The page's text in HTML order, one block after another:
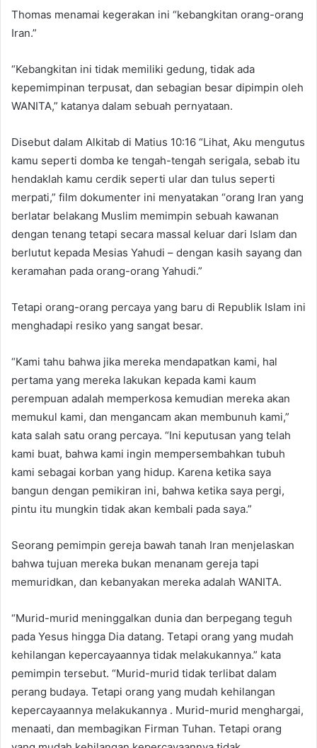
Thomas menamai kegerakan ini “kebangkitan orang-orang
Iran.”
“Kebangkitan ini tidak memiliki gedung, tidak ada
kepemimpinan terpusat, dan sebagian besar dipimpin oleh
WANITA,” katanya dalam sebuah pernyataan.
Disebut dalam Alkitab di Matius 10:16 “Lihat, Aku mengutus
kamu seperti domba ke tengah-tengah serigala, sebab itu
hendaklah kamu cerdik seperti ular dan tulus seperti
merpati,” film dokumenter ini menyatakan “orang Iran yang
berlatar belakang Muslim memimpin sebuah kawanan
dengan tenang tetapi secara massal keluar dari Islam dan
berlutut kepada Mesias Yahudi – dengan kasih sayang dan
keramahan pada orang-orang Yahudi.”
Tetapi orang-orang percaya yang baru di Republik Islam ini
menghadapi resiko yang sangat besar.
“Kami tahu bahwa jika mereka mendapatkan kami, hal
pertama yang mereka lakukan kepada kami kaum
perempuan adalah memperkosa kemudian mereka akan
memukul kami, dan mengancam akan membunuh kami,”
kata salah satu orang percaya. “Ini keputusan yang telah
kami buat, bahwa kami ingin mempersembahkan tubuh
kami sebagai korban yang hidup. Karena ketika saya
bangun dengan pemikiran ini, bahwa ketika saya pergi,
pintu itu mungkin tidak akan kembali pada saya.”
Seorang pemimpin gereja bawah tanah Iran menjelaskan
bahwa tujuan mereka bukan menanam gereja tapi
memuridkan, dan kebanyakan mereka adalah WANITA.
“Murid-murid meninggalkan dunia dan berpegang teguh
pada Yesus hingga Dia datang. Tetapi orang yang mudah
kehilangan kepercayaannya tidak melakukannya.” kata
pemimpin tersebut. “Murid-murid tidak terlibat dalam
perang budaya. Tetapi orang yang mudah kehilangan
kepercayaannya melakukannya . Murid-murid menghargai,
menaati, dan membagikan Firman Tuhan. Tetapi orang